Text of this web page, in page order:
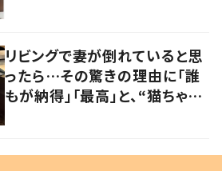
リビングで妻が倒れていると思
ったら…その驚きの理由に「誰
もが納得」「最高」と、“猫ちゃん